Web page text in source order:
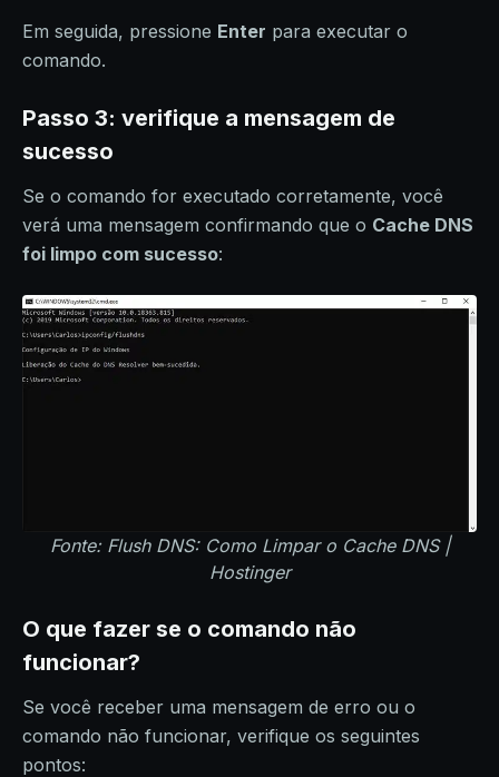
Em seguida, pressione Enter para executar o
comando.
Passo 3: verifique a mensagem de
sucesso
Se o comando for executado corretamente, você
verá uma mensagem confirmando que o Cache DNS
foi limpo com sucesso:
Fonte: Flush DNS: Como Limpar o Cache DNS |
Hostinger
O que fazer se o comando não
funcionar?
Se você receber uma mensagem de erro ou o
comando não funcionar, verifique os seguintes
pontos: